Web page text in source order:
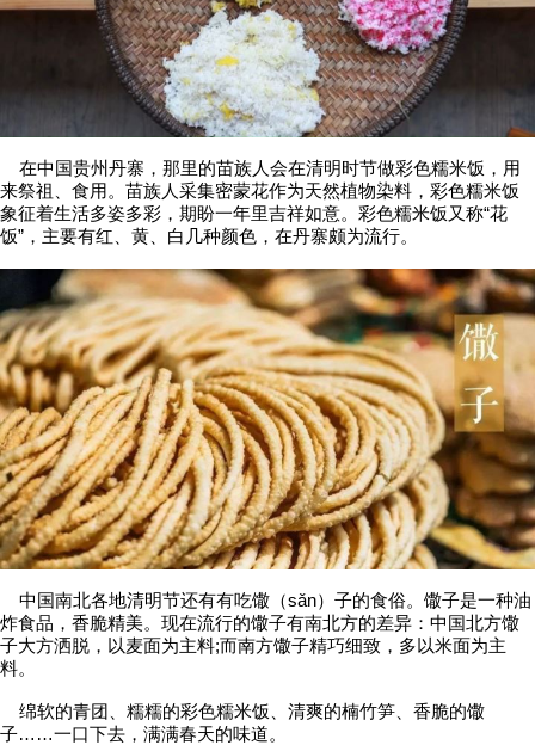
在中国贵州丹寨，那里的苗族人会在清明时节做彩色糯米饭，用
来祭祖、食用。苗族人采集密蒙花作为天然植物染料，彩色糯米饭
象征着生活多姿多彩，期盼一年里吉祥如意。彩色糯米饭又称“花
饭”，主要有红、黄、白几种颜色，在丹寨颇为流行。
中国南北各地清明节还有有吃馓（sǎn）子的食俗。馓子是一种油
炸食品，香脆精美。现在流行的馓子有南北方的差异：中国北方馓
子大方洒脱，以麦面为主料;而南方馓子精巧细致，多以米面为主
料。
绵软的青团、糯糯的彩色糯米饭、清爽的楠竹笋、香脆的馓
子……一口下去，满满春天的味道。